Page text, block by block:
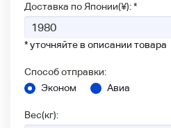
Доставка по Японии(¥): *
* уточняйте в описании товара
Способ отправки:
Эконом
Авиа
Вес(кг):